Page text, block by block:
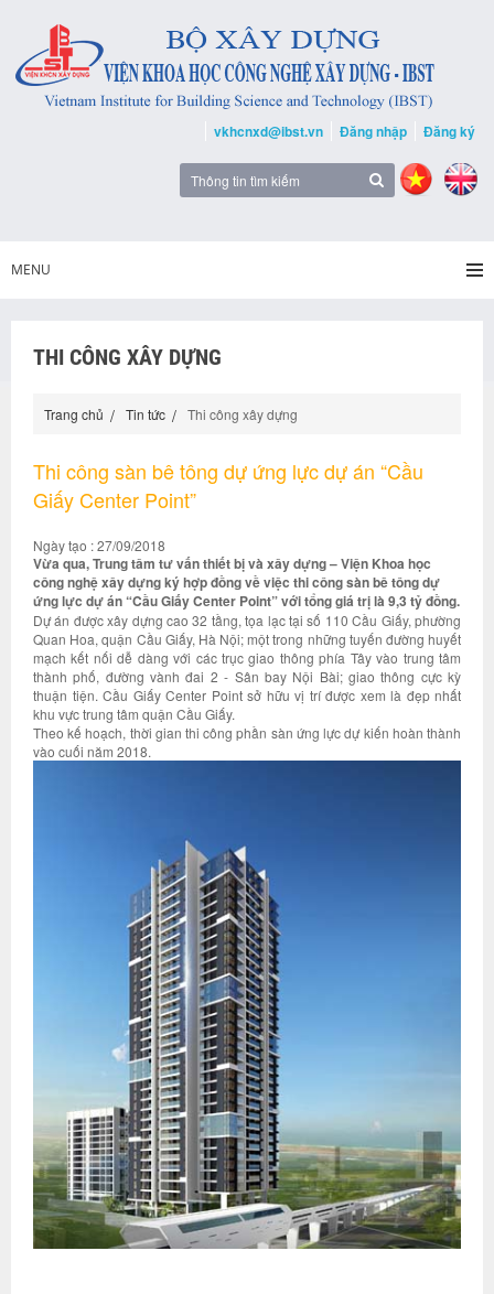
vkhcnxd@ibst.vn Đăng nhập Đăng ký
MENU
THI CÔNG XÂY DỰNG
Trang chủ Tin tức Thi công xây dựng
Thi công sàn bê tông dự ứng lực dự án “Cầu
Giấy Center Point”
Ngày tạo : 27/09/2018
Vừa qua, Trung tâm tư vấn thiết bị và xây dựng – Viện Khoa học
công nghệ xây dựng ký hợp đồng về việc thi công sàn bê tông dự
ứng lực dự án “Cầu Giấy Center Point” với tổng giá trị là 9,3 tỷ đồng.
Dự án được xây dựng cao 32 tầng, tọa lạc tại số 110 Cầu Giấy, phường
Quan Hoa, quận Cầu Giấy, Hà Nội; một trong những tuyến đường huyết
mạch kết nối dễ dàng với các trục giao thông phía Tây vào trung tâm
thành phố, đường vành đai 2 - Sân bay Nội Bài; giao thông cực kỳ
thuận tiện. Cầu Giấy Center Point sở hữu vị trí được xem là đẹp nhất
khu vực trung tâm quận Cầu Giấy.
Theo kế hoạch, thời gian thi công phần sàn ứng lực dự kiến hoàn thành
vào cuối năm 2018.